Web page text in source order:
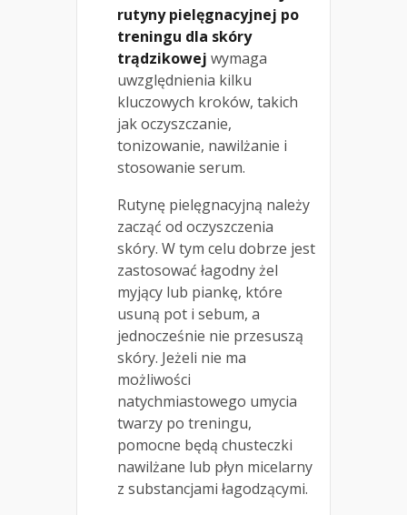
rutyny pielęgnacyjnej po
treningu dla skóry
trądzikowej wymaga
uwzględnienia kilku
kluczowych kroków, takich
jak oczyszczanie,
tonizowanie, nawilżanie i
stosowanie serum.
Rutynę pielęgnacyjną należy
zacząć od oczyszczenia
skóry. W tym celu dobrze jest
zastosować łagodny żel
myjący lub piankę, które
usuną pot i sebum, a
jednocześnie nie przesuszą
skóry. Jeżeli nie ma
możliwości
natychmiastowego umycia
twarzy po treningu,
pomocne będą chusteczki
nawilżane lub płyn micelarny
z substancjami łagodzącymi.